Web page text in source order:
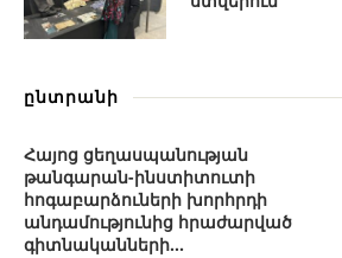
ընտրանի
Հայոց ցեղասպանության
թանգարան-ինստիտուտի
հոգաբարձուների խորհրդի
անդամությունից հրաժարված
գիտնականների...